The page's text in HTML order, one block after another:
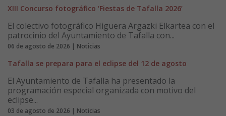
XIII Concurso fotográfico ‘Fiestas de Tafalla 2026’
El colectivo fotográfico Higuera Argazki Elkartea con el
patrocinio del Ayuntamiento de Tafalla con...
06 de agosto de 2026 | Noticias
Tafalla se prepara para el eclipse del 12 de agosto
El Ayuntamiento de Tafalla ha presentado la
programación especial organizada con motivo del
eclipse...
03 de agosto de 2026 | Noticias